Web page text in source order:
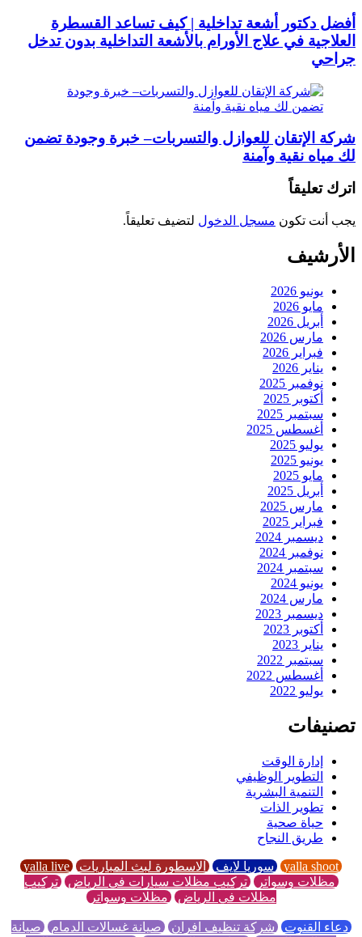
أفضل دكتور أشعة تداخلية | كيف تساعد القسطرة
العلاجية في علاج الأورام بالأشعة التداخلية بدون تدخل
جراحي
شركة الإتقان للعوازل والتسربات– خبرة وجودة تضمن
لك مياه نقية وآمنة
اترك تعليقاً
يجب أنت تكون مسجل الدخول لتضيف تعليقاً.
الأرشيف
يونيو 2026
مايو 2026
أبريل 2026
مارس 2026
فبراير 2026
يناير 2026
نوفمبر 2025
أكتوبر 2025
سبتمبر 2025
أغسطس 2025
يوليو 2025
يونيو 2025
مايو 2025
أبريل 2025
مارس 2025
فبراير 2025
ديسمبر 2024
نوفمبر 2024
سبتمبر 2024
يونيو 2024
مارس 2024
ديسمبر 2023
أكتوبر 2023
يناير 2023
سبتمبر 2022
أغسطس 2022
يوليو 2022
تصنيفات
إدارة الوقت
التطوير الوظيفي
التنمية البشرية
تطوير الذات
حياة صحية
طريق النجاح
yalla shoot سوريا لايف الاسطورة لبث المباريات yalla live
مظلات وسواتر تركيب مظلات سيارات في الرياض تركيب
مظلات في الرياض مظلات وسواتر
دعاء القنوت شركة تنظيف افران صيانة غسالات الدمام صيانة